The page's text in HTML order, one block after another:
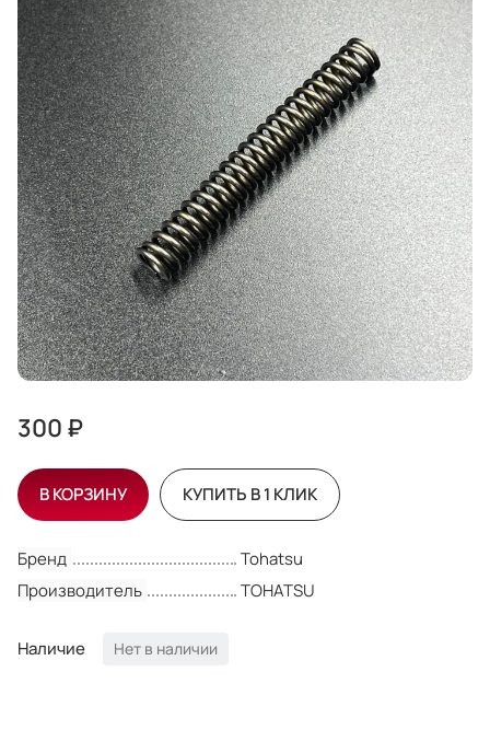
Бренд
Tohatsu
Производитель
TOHATSU
Наличие Нет в наличии
300 ₽
В КОРЗИНУ КУПИТЬ В 1 КЛИК